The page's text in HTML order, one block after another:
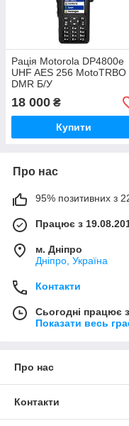
Рація Motorola DP4800e
UHF AES 256 MotoTRBO
DMR Б/У
18 000 ₴
Купити
Про нас
95% позитивних з 22
Працює з
м. Дніпро
Дніпро, Україна
Контакти
Сьогодні працює
Показати весь
Про нас
Контакти